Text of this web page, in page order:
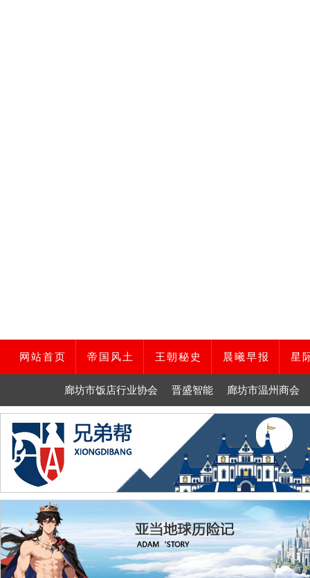
网站首页 帝国风土 王朝秘史 晨曦早报 星
廊坊市饭店行业协会 晋盛智能 廊坊市温州商会